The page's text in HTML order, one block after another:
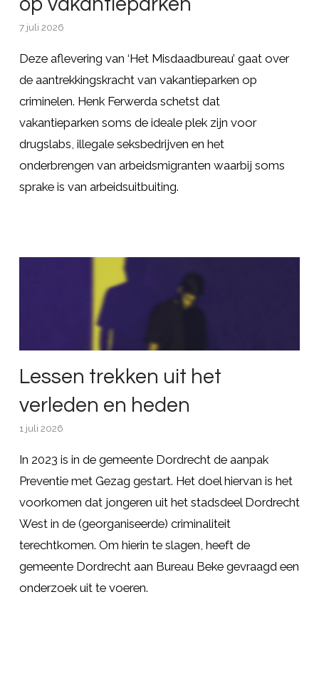
op vakantieparken
7 juli 2026
Deze aflevering van ‘Het Misdaadbureau’ gaat over
de aantrekkingskracht van vakantieparken op
criminelen. Henk Ferwerda schetst dat
vakantieparken soms de ideale plek zijn voor
drugslabs, illegale seksbedrijven en het
onderbrengen van arbeidsmigranten waarbij soms
sprake is van arbeidsuitbuiting.
Lessen trekken uit het
verleden en heden
1 juli 2026
In 2023 is in de gemeente Dordrecht de aanpak
Preventie met Gezag gestart. Het doel hiervan is het
voorkomen dat jongeren uit het stadsdeel Dordrecht
West in de (georganiseerde) criminaliteit
terechtkomen. Om hierin te slagen, heeft de
gemeente Dordrecht aan Bureau Beke gevraagd een
onderzoek uit te voeren.